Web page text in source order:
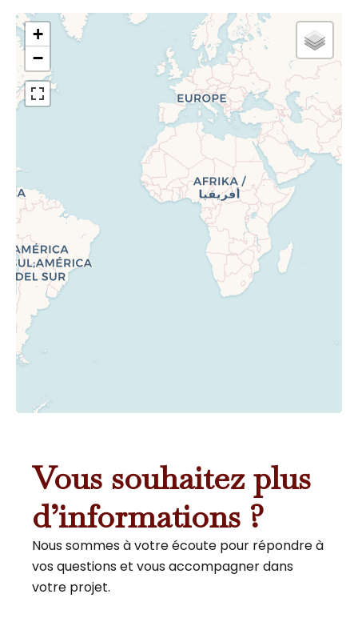
+
−
Vous souhaitez plus
d’informations ?
Nous sommes à votre écoute pour répondre à
vos questions et vous accompagner dans
votre projet.